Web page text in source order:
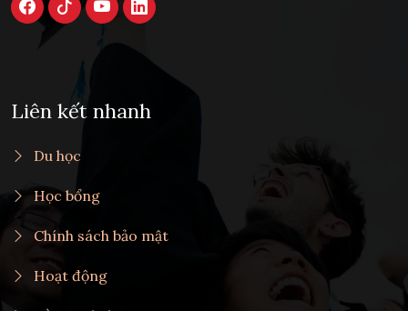
Liên kết nhanh
Du học
Học bổng
Chính sách bảo mật
Hoạt động